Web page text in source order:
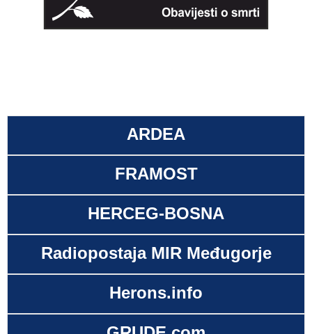
ARDEA
FRAMOST
HERCEG-BOSNA
Radiopostaja MIR Međugorje
Herons.info